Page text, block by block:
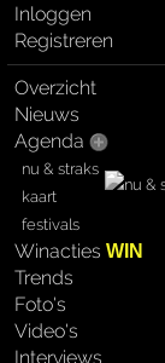
Inloggen
Registreren
Overzicht
Nieuws
Agenda
nu & straks
kaart
festivals
WinactiesWIN
Trends
Foto's
Video's
Interviews